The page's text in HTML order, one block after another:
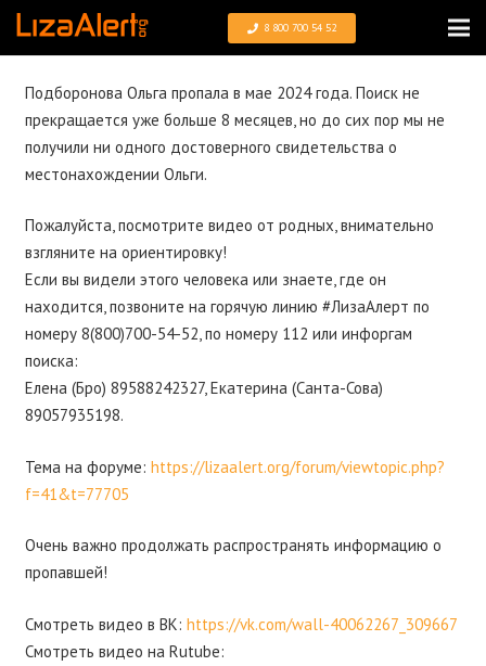
8 800 700 54 52
Подборонова Ольга пропала в мае 2024 года. Поиск не
прекращается уже больше 8 месяцев, но до сих пор мы не
получили ни одного достоверного свидетельства о
местонахождении Ольги.
Пожалуйста, посмотрите видео от родных, внимательно
взгляните на ориентировку!
Если вы видели этого человека или знаете, где он
находится, позвоните на горячую линию #ЛизаАлерт по
номеру 8(800)700-54-52, по номеру 112 или инфоргам
поиска:
Елена (Бро) 89588242327, Екатерина (Санта-Сова)
89057935198.
Тема на форуме: https://lizaalert.org/forum/viewtopic.php?
f=41&t=77705
Очень важно продолжать распространять информацию о
пропавшей!
Смотреть видео в ВК: https://vk.com/wall-40062267_309667
Смотреть видео на Rutube: